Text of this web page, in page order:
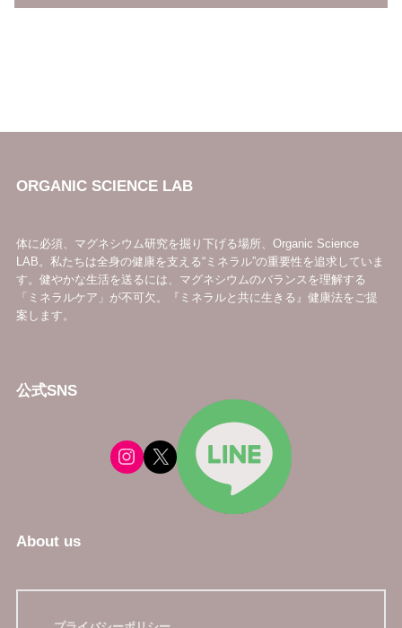
ORGANIC SCIENCE LAB
体に必須、マグネシウム研究を掘り下げる場所、Organic Science
LAB。私たちは全身の健康を支える“ミネラル”の重要性を追求していま
す。健やかな生活を送るには、マグネシウムのバランスを理解する
「ミネラルケア」が不可欠。『ミネラルと共に生きる』健康法をご提
案します。
公式SNS
About us